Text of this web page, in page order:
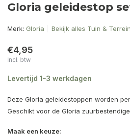
Gloria geleidestop
Merk: Gloria Bekijk alles Tuin &
€4,95
Incl. btw
Levertijd 1-3 werkdagen
Deze Gloria geleidestoppen worden
Geschikt voor de Gloria
Maak een keuze: